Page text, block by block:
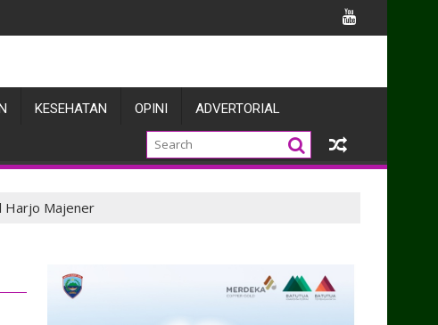
BMN Itjen Kemhan
KESEHATAN OPINI ADVERTORIAL
Harjo Majener